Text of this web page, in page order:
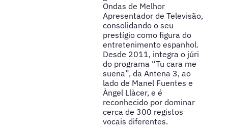
Ondas de Melhor
Apresentador de Televisão,
consolidando o seu
prestígio como figura do
entretenimento espanhol.
Desde 2011, integra o júri
do programa “Tu cara me
suena”, da Antena 3, ao
lado de Manel Fuentes e
Àngel Llàcer, e é
reconhecido por dominar
cerca de 300 registos
vocais diferentes.